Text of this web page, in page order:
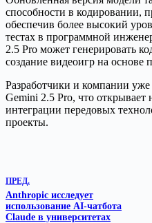
способности в кодировании,
обеспечив более высокий
тестах в программной
2.5 Pro может генерировать
создание видеоигр на основе
Разработчики и компании уже
Gemini 2.5 Pro, что
интеграции передовых
проекты.
ПРЕД.
Anthropic исследует
использование AI-чатбота
Claude в университетах